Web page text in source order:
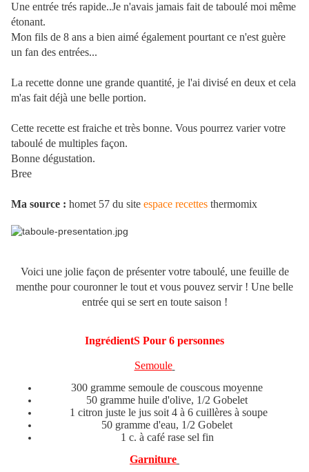
Une entrée trés rapide..Je n'avais jamais fait de taboulé moi même
étonant.
Mon fils de 8 ans a bien aimé également pourtant ce n'est guère
un fan des entrées...
La recette donne une grande quantité, je l'ai divisé en deux et cela
m'as fait déjà une belle portion.
Cette recette est fraiche et très bonne. Vous pourrez varier votre
taboulé de multiples façon.
Bonne dégustation.
Bree
Ma source : homet 57 du site espace recettes thermomix
Voici une jolie façon de présenter votre taboulé, une feuille de
menthe pour couronner le tout et vous pouvez servir ! Une belle
entrée qui se sert en toute saison !
IngrédientS Pour 6 personnes
Semoule
300 gramme semoule de couscous moyenne
50 gramme huile d'olive, 1/2 Gobelet
1 citron juste le jus soit 4 à 6 cuillères à soupe
50 gramme d'eau, 1/2 Gobelet
1 c. à café rase sel fin
Garniture